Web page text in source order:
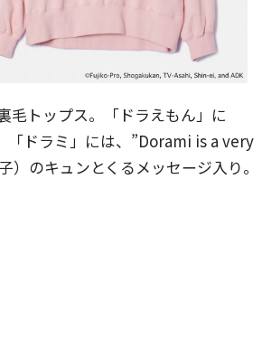
毛トップス。「ドラえもん」に
「ドラミ」には、”Dorami is a very
のキュンとくるメッセージ入り。